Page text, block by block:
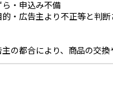
ら・申込み不備
的・広告主より不正等と判
主の都合により、商品の交